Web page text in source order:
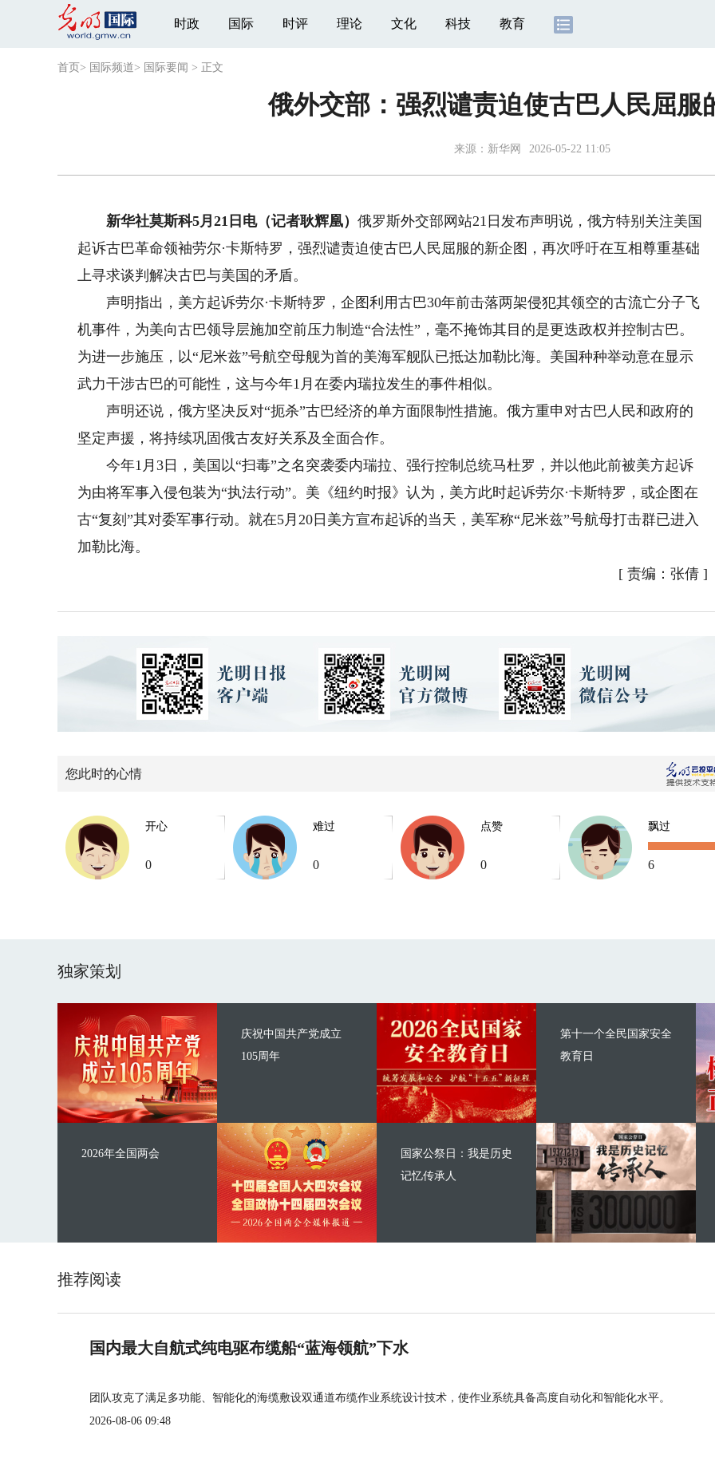
时政 国际 时评 理论 文化 科技 教育
首页 > 国际频道> 国际要闻 > 正文
俄外交部：强烈谴责迫使古巴人民屈服
来源： 新华网 2026-05-22 11:05
新华社莫斯科5月21日电（记者耿辉凰）俄罗斯外交部网站21日发布声明说，俄方特别关注美国
起诉古巴革命领袖劳尔·卡斯特罗，强烈谴责迫使古巴人民屈服的新企图，再次呼吁在互相尊重基础
上寻求谈判解决古巴与美国的矛盾。
声明指出，美方起诉劳尔·卡斯特罗，企图利用古巴30年前击落两架侵犯其领空的古流亡分子飞
机事件，为美向古巴领导层施加空前压力制造“合法性”，毫不掩饰其目的是更迭政权并控制古巴。
为进一步施压，以“尼米兹”号航空母舰为首的美海军舰队已抵达加勒比海。美国种种举动意在显示
武力干涉古巴的可能性，这与今年1月在委内瑞拉发生的事件相似。
声明还说，俄方坚决反对“扼杀”古巴经济的单方面限制性措施。俄方重申对古巴人民和政府的
坚定声援，将持续巩固俄古友好关系及全面合作。
今年1月3日，美国以“扫毒”之名突袭委内瑞拉、强行控制总统马杜罗，并以他此前被美方起诉
为由将军事入侵包装为“执法行动”。美《纽约时报》认为，美方此时起诉劳尔·卡斯特罗，或企图在
古“复刻”其对委军事行动。就在5月20日美方宣布起诉的当天，美军称“尼米兹”号航母打击群已进入
加勒比海。
[ 责编：张倩 ]
您此时的心情
开心
0
难过
0
点赞
0
飘过
6
独家策划
庆祝中国共产党成立
105周年
2026年全国两会
第十一个全民国家安全
教育日
国家公祭日：我是历史
记忆传承人
推荐阅读
国内最大自航式纯电驱布缆船“蓝海领航”下水
团队攻克了满足多功能、智能化的海缆敷设双通道布缆作业系统设计技术，使作业系统具备高度自动化和智能化水平。
2026-08-06 09:48